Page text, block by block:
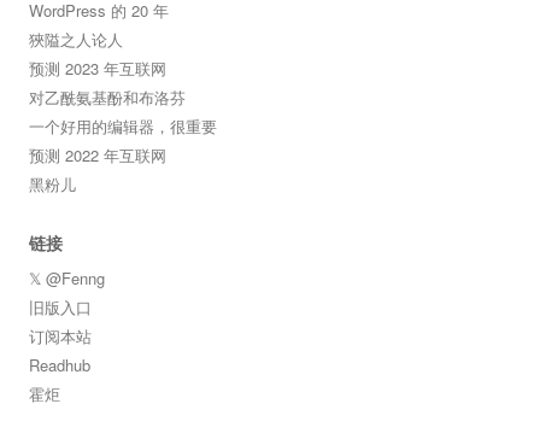
WordPress 的 20 年
狹隘之人论人
预测 2023 年互联网
对乙酰氨基酚和布洛芬
一个好用的编辑器，很重要
预测 2022 年互联网
黑粉儿
链接
𝕏 @Fenng
旧版入口
订阅本站
Readhub
霍炬